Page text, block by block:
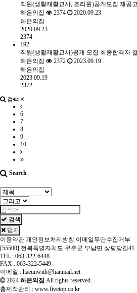
직원(생활재활교사, 조리원)공개모집 재공
하은의집
2374
2020.09.23
하은의집
2020.09.23
2374
192
직원(생활재활교사)공개 모집 최종합격자
하은의집
2372
2023.09.19
하은의집
2023.09.19
2372
검색
6
7
8
9
10
Search
검색
닫기
이용약관 개인정보처리방침 이메일무단수집거부
[55500] 전북특별자치도 무주군 부남면 상평당길41
TEL : 063-322-6448
FAX : 063-322-5449
이메일 : haeunwith@hanmail.net
2024 하은의집 All rights reserved.
홈제작관리 : www.fivetop.co.kr